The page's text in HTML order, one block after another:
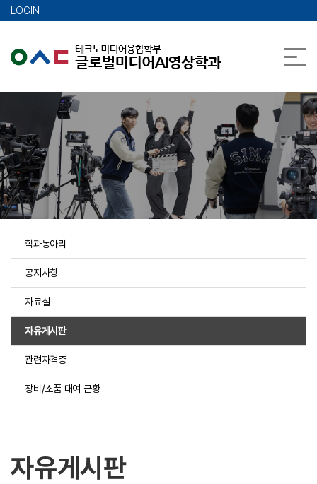
LOGIN
학과동아리
공지사항
자료실
자유게시판
관련자격증
장비/소품 대여 근황
자유게시판